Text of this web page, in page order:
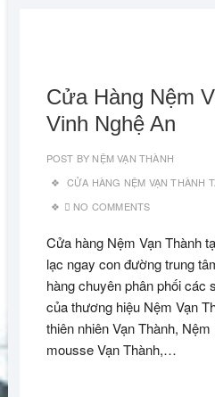
Cửa Hàng Nệm
Vinh Nghệ An
POST BY NỆM VẠN THÀNH
CỬA HÀNG NỆM VẠN THÀNH
NO COMMENTS
Cửa hàng Nệm Vạn Thành
lạc ngay con đường trung
hàng chuyên phân phối các
của thương hiệu Nệm Vạn
thiên nhiên Vạn Thành,
mousse Vạn Thành,…